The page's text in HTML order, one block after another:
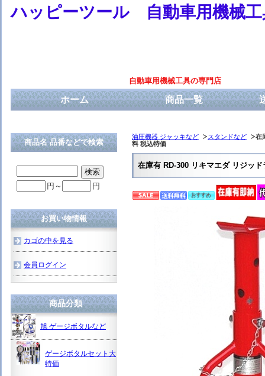
ハッピーツール 自動車用機械工
自動車用機械工具の専門店
ホーム 商品一覧
油圧機器 ジャッキなど スタンドなど
在
料 税込特価
在庫有 RD-300 リキマエダ リジッ
商品名 品番などで検索
円～ 円
お買い物情報
カゴの中を見る
会員ログイン
商品分類
旭 ゲージボタルなど
ゲージボタルセット大
特価